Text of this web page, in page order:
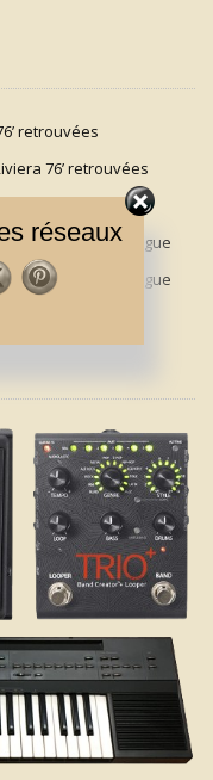
retrouvées
76’ retrouvées
en version longue
en version longue
réseaux